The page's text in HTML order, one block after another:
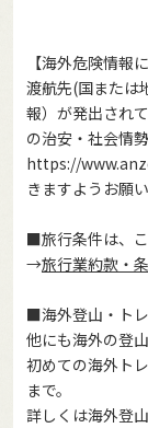
【海外危険情報
渡航先(国または
報）が発出され
の治安・社会情
https://
きますようお願い
■旅行条件は、
→旅行業約款・
■海外登山・ト
他にも海外の登
初めての海外ト
まで。
詳しくは海外登